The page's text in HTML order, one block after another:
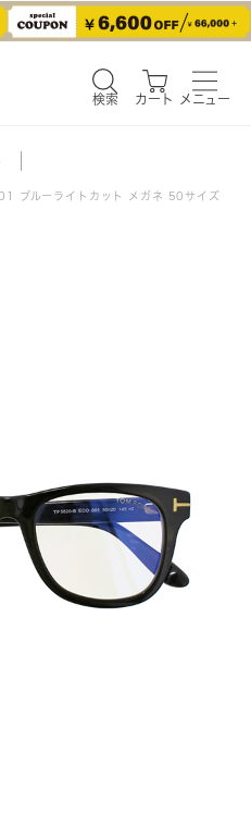
検索 カート メニュー
ブルーライトカット メガネ 50サイズ